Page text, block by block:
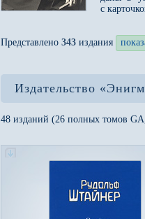
с
Представлено 343 издания
Издательство
48 изданий (26 полных томов